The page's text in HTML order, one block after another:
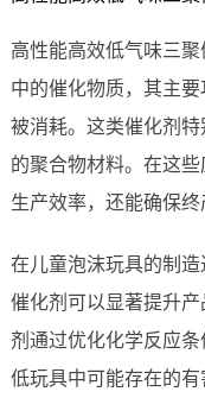
高性能高效低气味三
中的催化物质，其主
被消耗。这类催化剂
的聚合物材料。在这
生产效率，还能确保终
在儿童泡沫玩具的制
催化剂可以显著提升
剂通过优化化学反应
低玩具中可能存在的